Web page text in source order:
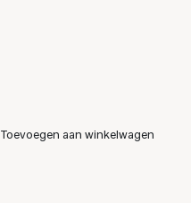
Toevoegen aan winkelwagen